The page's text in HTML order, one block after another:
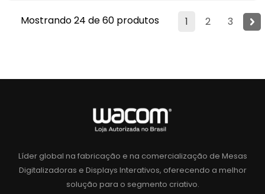
1 2 3
Mostrando 24 de 60 produtos
Líder global na fabricação e na comercialização de Mesas
Digitalizadoras e Displays Interativos, oferecendo a melhor
solução para o segmento criativo.